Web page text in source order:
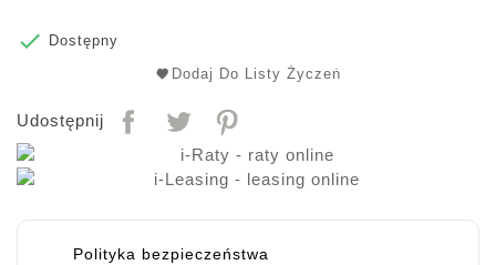

Dostępny
Dodaj Do Listy Życzeń
Udostępnij
Polityka bezpieczeństwa